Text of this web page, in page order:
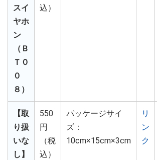
スイ
ヤホ
ン
（Ｂ
Ｔ０
０
８）
込）
【取
り扱
いな
し】
550
円
（税
込）
パッケージサイ
ズ：
10cm×15cm×3cm
リ
ン
ク